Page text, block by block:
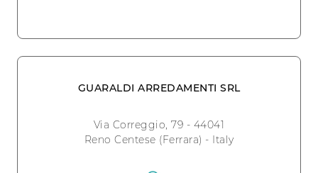
GUARALDI ARREDAMENTI SRL
Via Correggio, 79 - 44041
Reno Centese (Ferrara) - Italy